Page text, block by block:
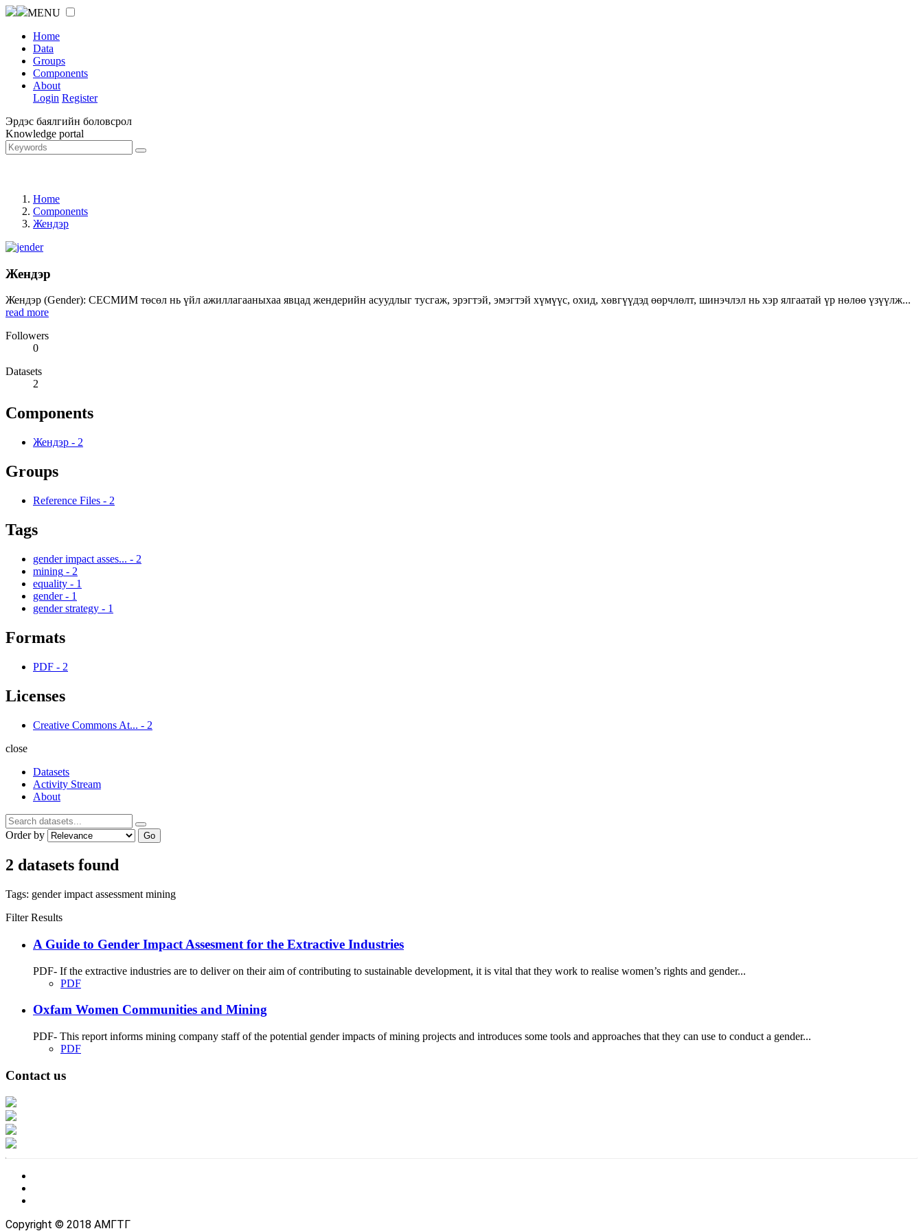
MENU
Home
Data
Groups
Components
About
Login Register
Эрдэс баялгийн боловсрол
Knowledge portal
Home
Components
Жендэр
Жендэр
Жендэр (Gender): СЕСМИМ төсөл нь үйл ажиллагааныхаа явцад жендерийн асуудлыг тусгаж, эрэгтэй, эмэгтэй хүмүүс, охид, хөвгүүдэд өөрчлөлт, шинэчлэл нь хэр ялгаатай үр нөлөө үзүүлж...
read more
Followers
0
Datasets
2
Components
Жендэр - 2
Groups
Reference Files - 2
Tags
gender impact asses... - 2
mining - 2
equality - 1
gender - 1
gender strategy - 1
Formats
PDF - 2
Licenses
Creative Commons At... - 2
close
Datasets
Activity Stream
About
Order by Go
2 datasets found
Tags: gender impact assessment mining
Filter Results
A Guide to Gender Impact Assesment for the Extractive Industries
PDF- If the extractive industries are to deliver on their aim of contributing to sustainable development, it is vital that they work to realise women’s rights and gender...
PDF
Oxfam Women Communities and Mining
PDF- This report informs mining company staff of the potential gender impacts of mining projects and introduces some tools and approaches that they can use to conduct a gender...
PDF
Contact us
Copyright © 2018 АМГТГ